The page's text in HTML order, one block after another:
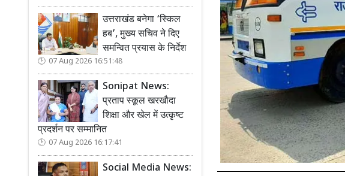
उत्तराखंड बनेगा ‘स्किल
हब’, मुख्य सचिव ने दिए
समन्वित प्रयास के निर्देश
07 Aug 2026 16:51:48
Sonipat News:
प्रताप स्कूल खरखौदा
शिक्षा और खेल में उत्कृष्ट
प्रदर्शन पर सम्मानित
07 Aug 2026 16:17:41
Social Media News: